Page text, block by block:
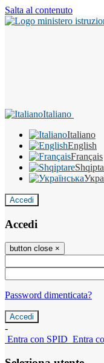
Salta al contenuto
Italiano
Italiano
English
Français
Accedi
Accedi
button close ×
Password dimenticata?
-
Entra con SPID Entra